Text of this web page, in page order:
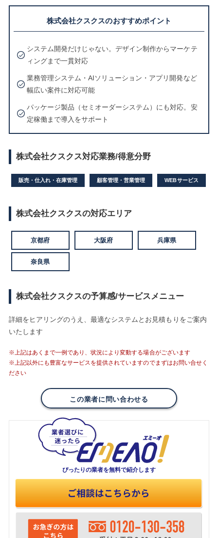
株式会社クスクスのおすすめポイント
システム開発だけじゃない。デザイン制作からマーケテ
ィングまで一貫対応
業務管理システム・AIソリューション・アプリ開発など
幅広い案件に対応可能
パッケージ製品（セミオーダーシステム）にも対応。安
定稼働まで導入をサポート
株式会社クスクス対応業務/得意分野
販売・仕入れ・在庫管理 顧客管理・営業管理 WEBサービス
株式会社クスクスの対応エリア
京都府 大阪府 兵庫県
奈良県
株式会社クスクスの予算感/サービスメニュー
詳細をヒアリングのうえ、最適なシステムとお見積もりをご案内
いたします
※上記はあくまで一例であり、状況により変動する場合がございます
※上記以外にも豊富なサービスを提供されていますのでまずはお問い合せく
ださい
この業者に問い合わせる
ぴったりの業者を無料で紹介します